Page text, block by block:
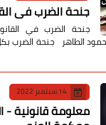
جنحة الضرب في
جنحة الضرب في
الطاهر جنحة الضرب
14 سبتمبر 2022
معلومة قانونية -